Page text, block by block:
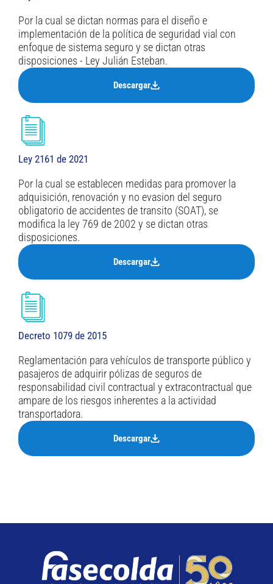
Por la cual se dictan normas para el diseño e
implementación de la política de seguridad vial con
enfoque de sistema seguro y se dictan otras
disposiciones - Ley Julián Esteban.
Descargar
Ley 2161 de 2021
Por la cual se establecen medidas para promover la
adquisición, renovación y no evasion del seguro
obligatorio de accidentes de transito (SOAT), se
modifica la ley 769 de 2002 y se dictan otras
disposiciones.
Descargar
Decreto 1079 de 2015
Reglamentación para vehículos de transporte público y
pasajeros de adquirir pólizas de seguros de
responsabilidad civil contractual y extracontractual que
ampare de los riesgos inherentes a la actividad
transportadora.
Descargar